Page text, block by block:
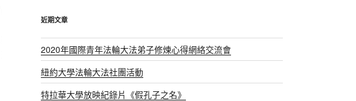
字:
近期文章
2020年國際青年法輪大法弟子修煉心得網絡交流會
紐約大學法輪大法社團活動
特拉華大學放映紀錄片《假孔子之名》